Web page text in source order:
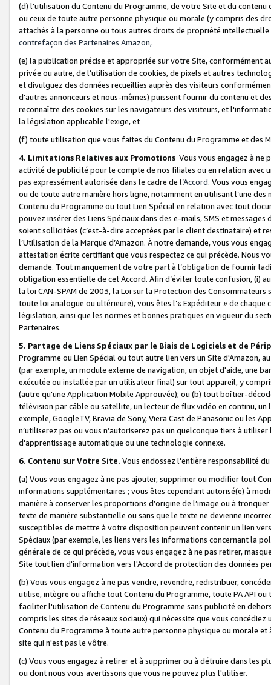
(d) l’utilisation du Contenu du Programme, de votre Site et du
ou ceux de toute autre personne physique ou morale (y compris des
attachés à la personne ou tous autres droits de propriété
contrefaçon des Partenaires Amazon,
(e) la publication précise et appropriée sur votre Site, conformément
privée ou autre, de l’utilisation de cookies, de pixels et autres
et divulguez des données recueillies auprès des visiteurs
d’autres annonceurs et nous-mêmes) puissent fournir du contenu et
reconnaître des cookies sur les navigateurs des visiteurs, et
la législation applicable l'exige, et
(f) toute utilisation que vous faites du Contenu du Programme et des
4. Limitations Relatives aux Promotions Vous vous engagez à ne
activité de publicité pour le compte de nos filiales ou en relation avec
pas expressément autorisée dans le cadre de l’Accord. Vous vous
ou de toute autre manière hors ligne, notamment en utilisant l’une
Contenu du Programme ou tout Lien Spécial en relation avec tout
pouvez insérer des Liens Spéciaux dans des e-mails, SMS et
soient sollicitées (c’est-à-dire acceptées par le client destinataire) et
l’Utilisation de la Marque d’Amazon. À notre demande, vous vous
attestation écrite certifiant que vous respectez ce qui précède. Nous
demande. Tout manquement de votre part à l’obligation de fournir
obligation essentielle de cet Accord. Afin d’éviter toute confusion, (i)
la loi CAN-SPAM de 2003, la Loi sur la Protection des
toute loi analogue ou ultérieure), vous êtes l’« Expéditeur » de
législation, ainsi que les normes et bonnes pratiques en vigueur du
Partenaires.
5. Partage de Liens Spéciaux par le Biais de Logiciels et de
Programme ou Lien Spécial ou tout autre lien vers un Site d'Amazon,
(par exemple, un module externe de navigation, un objet d'aide, une
exécutée ou installée par un utilisateur final) sur tout appareil, y
(autre qu'une Application Mobile Approuvée); ou (b) tout boîtier-
télévision par câble ou satellite, un lecteur de flux vidéo en continu,
exemple, GoogleTV, Bravia de Sony, Viera Cast de Panasonic ou les
n’utiliserez pas ou vous n’autoriserez pas un quelconque tiers à
d'apprentissage automatique ou une technologie connexe.
6. Contenu sur Votre Site. Vous endossez l'entière responsabilité
(a) Vous vous engagez à ne pas ajouter, supprimer ou modifier tout
informations supplémentaires ; vous êtes cependant autorisé(e) à
manière à conserver les proportions d’origine de l’image ou à
texte de manière substantielle ou sans que le texte ne devienne
susceptibles de mettre à votre disposition peuvent contenir un lien
Spéciaux (par exemple, les liens vers les informations concernant la
générale de ce qui précède, vous vous engagez à ne pas retirer,
Site tout lien d'information vers l'Accord de protection des données
(b) Vous vous engagez à ne pas vendre, revendre, redistribuer,
utilise, intègre ou affiche tout Contenu du Programme, toute PA API
faciliter l'utilisation de Contenu du Programme sans publicité en
compris les sites de réseaux sociaux) qui nécessite que vous
Contenu du Programme à toute autre personne physique ou morale
site qui n'est pas le vôtre.
(c) Vous vous engagez à retirer et à supprimer ou à détruire dans les
ou dont nous vous avertissons que vous ne pouvez plus l'utiliser.